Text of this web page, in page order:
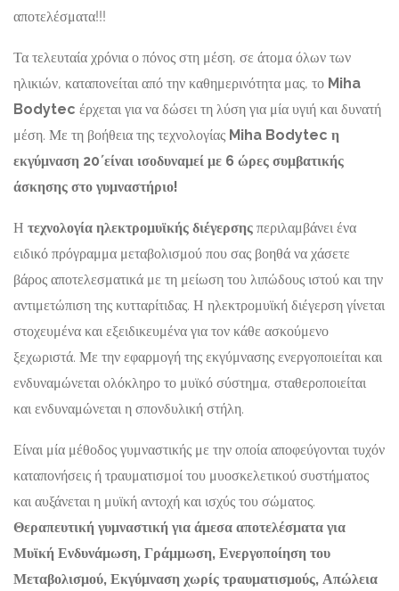
αποτελέσματα!!!
Τα τελευταία χρόνια ο πόνος στη μέση, σε άτομα όλων των
ηλικιών, καταπονείται από την καθημερινότητα μας, το Miha
Bodytec έρχεται για να δώσει τη λύση για μία υγιή και δυνατή
μέση. Με τη βοήθεια της τεχνολογίας Miha Bodytec η
εκγύμναση 20΄είναι ισοδυναμεί με 6 ώρες συμβατικής
άσκησης στο γυμναστήριο!
Η τεχνολογία ηλεκτρομυϊκής διέγερσης περιλαμβάνει ένα
ειδικό πρόγραμμα μεταβολισμού που σας βοηθά να χάσετε
βάρος αποτελεσματικά με τη μείωση του λιπώδους ιστού και την
αντιμετώπιση της κυτταρίτιδας. Η ηλεκτρομυϊκή διέγερση γίνεται
στοχευμένα και εξειδικευμένα για τον κάθε ασκούμενο
ξεχωριστά. Με την εφαρμογή της εκγύμνασης ενεργοποιείται και
ενδυναμώνεται ολόκληρο το μυϊκό σύστημα, σταθεροποιείται
και ενδυναμώνεται η σπονδυλική στήλη.
Είναι μία μέθοδος γυμναστικής με την οποία αποφεύγονται τυχόν
καταπονήσεις ή τραυματισμοί του μυοσκελετικού συστήματος
και αυξάνεται η μυϊκή αντοχή και ισχύς του σώματος.
Θεραπευτική γυμναστική για άμεσα αποτελέσματα για
Μυϊκή Ενδυνάμωση, Γράμμωση, Ενεργοποίηση του
Μεταβολισμού, Εκγύμναση χωρίς τραυματισμούς, Απώλεια